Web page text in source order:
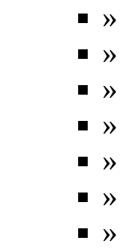
»
»
»
»
»
»
»